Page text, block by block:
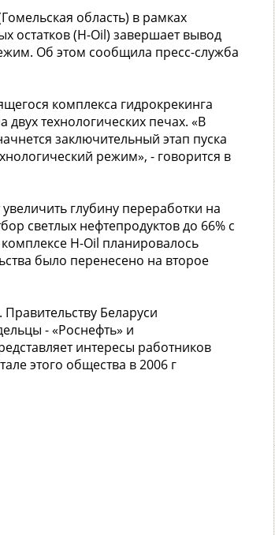
область) в рамках
остатков (H-Oil) завершает вывод
Об этом сообщила пресс-служба
комплекса гидрокрекинга
технологических печах. «В
заключительный этап пуска
режим», - говорится в
глубину переработки на
светлых нефтепродуктов до 66% с
H-Оil планировалось
было перенесено на второе
Беларуси
- «Роснефть» и
интересы работников
этого общества в 2006 г